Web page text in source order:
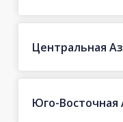
Центральная
Юго-Восточная